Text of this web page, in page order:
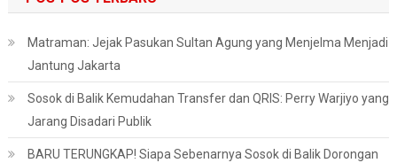
Matraman: Jejak Pasukan Sultan Agung yang Menjelma Menjadi
Jantung Jakarta
Sosok di Balik Kemudahan Transfer dan QRIS: Perry Warjiyo yang
Jarang Disadari Publik
BARU TERUNGKAP! Siapa Sebenarnya Sosok di Balik Dorongan